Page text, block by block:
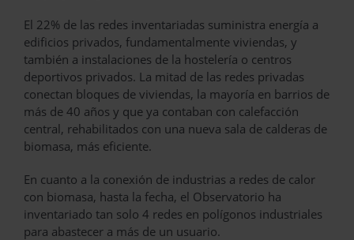
El 22% de las redes inventariadas suministra energía a
edificios privados, fundamentalmente viviendas, y
también a instalaciones de la hostelería o centros
deportivos privados. La mitad de las redes privadas
conectan bloques de viviendas, la mayoría en barrios de
más de 40 años y que ya contaban con calefacción
central, rehabilitados con una nueva sala de calderas de
biomasa, más eficiente.
En cuanto a la conexión de industrias a redes de calor
con biomasa, hasta la fecha, el Observatorio ha
inventariado tan solo 4 redes en polígonos industriales
para abastecer a más de un usuario.